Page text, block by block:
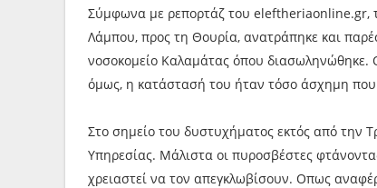
Σύμφωνα με ρεπορτάζ του eleftheriaonline.gr,
Λάμπου, προς τη Θουρία, ανατράπηκε και
νοσοκομείο Καλαμάτας όπου διασωληνώθηκε.
όμως, η κατάστασή του ήταν τόσο άσχημη που
Στο σημείο του δυστυχήματος εκτός από την
Υπηρεσίας. Μάλιστα οι πυροσβέστες
χρειαστεί να τον απεγκλωβίσουν. Οπως